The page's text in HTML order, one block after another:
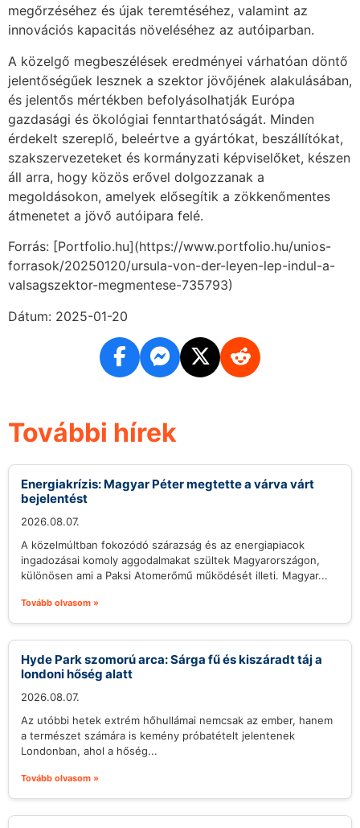
megőrzéséhez és újak teremtéséhez, valamint az
innovációs kapacitás növeléséhez az autóiparban.
A közelgő megbeszélések eredményei várhatóan döntő
jelentőségűek lesznek a szektor jövőjének alakulásában,
és jelentős mértékben befolyásolhatják Európa
gazdasági és ökológiai fenntarthatóságát. Minden
érdekelt szereplő, beleértve a gyártókat, beszállítókat,
szakszervezeteket és kormányzati képviselőket, készen
áll arra, hogy közös erővel dolgozzanak a
megoldásokon, amelyek elősegítik a zökkenőmentes
átmenetet a jövő autóipara felé.
Forrás: [Portfolio.hu](https://www.portfolio.hu/unios-
forrasok/20250120/ursula-von-der-leyen-lep-indul-a-
valsagszektor-megmentese-735793)
Dátum: 2025-01-20
További hírek
Energiakrízis: Magyar Péter megtette a várva várt
bejelentést
2026.08.07.
A közelmúltban fokozódó szárazság és az energiapiacok
ingadozásai komoly aggodalmakat szültek Magyarországon,
különösen ami a Paksi Atomerőmű működését illeti. Magyar...
Tovább olvasom »
Hyde Park szomorú arca: Sárga fű és kiszáradt táj a
londoni hőség alatt
2026.08.07.
Az utóbbi hetek extrém hőhullámai nemcsak az ember, hanem
a természet számára is kemény próbatételt jelentenek
Londonban, ahol a hőség...
Tovább olvasom »